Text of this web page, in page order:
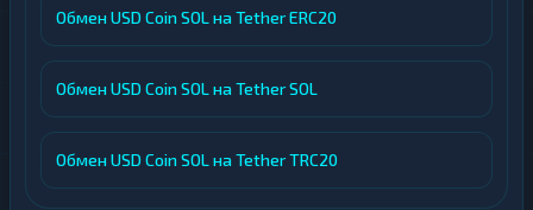
Обмен USD Coin SOL на Tether ERC20
Обмен USD Coin SOL на Tether SOL
Обмен USD Coin SOL на Tether TRC20